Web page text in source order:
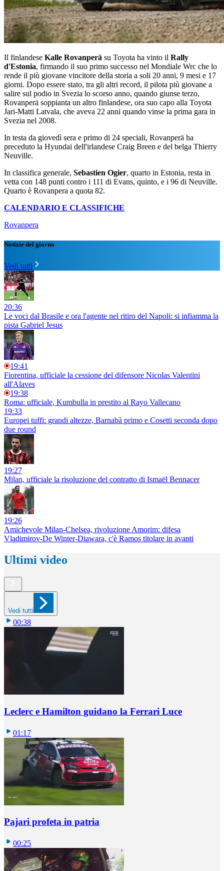
Il finlandese Kalle Rovanperä su Toyota ha vinto il Rally
d'Estonia, firmando il suo primo successo nel Mondiale Wrc che lo
rende il più giovane vincitore della storia a soli 20 anni, 9 mesi e 17
giorni. Dopo essere stato, tra gli altri record, il pilota più giovane a
salire sul podio in Svezia lo scorso anno, quando giunse terzo,
Rovanperä soppianta un altro finlandese, ora suo capo alla Toyota
Jari-Matti Latvala, che aveva 22 anni quando vinse la prima gara in
Svezia nel 2008.
In testa da giovedì sera e primo di 24 speciali, Rovanperä ha
preceduto la Hyundai dell'irlandese Craig Breen e del belga Thierry
Neuville.
In classifica generale, Sebastien Ogier, quarto in Estonia, resta in
vetta con 148 punti contro i 111 di Evans, quinto, e i 96 di Neuville.
Quarto è Rovanpera a quota 82.
CALENDARIO E CLASSIFICHE
Rovanpera
Notizie del giorno
Vedi tutti
20:36
Le voci dal Brasile e ora l'agente nel ritiro del Napoli: si infiamma la
pista Gabriel Jesus
19:41
Fiorentina, ufficiale la cessione del difensore Nicolas Valentini
all'Alaves
19:38
Roma: ufficiale, Kumbulla in prestito al Rayo Vallecano
19:33
Europei tuffi: grandi altezze, Barnabà primo e Cosetti seconda dopo
due round
19:27
Milan, ufficiale la risoluzione del contratto di Ismaël Bennacer
19:26
Amichevole Milan-Chelsea, rivoluzione Amorim: difesa
Vladimirov-De Winter-Diawara, c'è Ramos titolare in avanti
Ultimi video
Vedi tutti
00:38
Leclerc e Hamilton guidano la Ferrari Luce
01:17
Pajari profeta in patria
00:25